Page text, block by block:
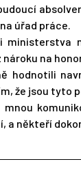
úřad práce.
ministerstva
na
hodnotili
že jsou tyto
a někteří